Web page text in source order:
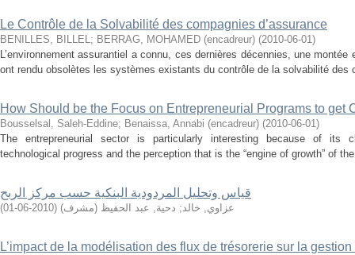
Le Contrôle de la Solvabilité des compagnies d’assurance
BENILLES, BILLEL; BERRAG, MOHAMED (encadreur) (2010-06-01)
L’environnement assurantiel a connu, ces dernières décennies, une
ont rendu obsolètes les systèmes existants du contrôle de la solvabilité des
How Should be the Focus on Entrepreneurial Programs to get
Bousselsal, Saleh-Eddine; Benaissa, Annabi (encadreur) (2010-06-01)
The entrepreneurial sector is particularly interesting because of its
technological progress and the perception that is the “engine of growth” of
قياس وتحليل المردودية البنكية حسب مركز الربح
عزاوي, خالد; دحية, عبد الحفيظ (مشرف) (
2010-06-01
)
L’impact de la modélisation des flux de trésorerie sur la